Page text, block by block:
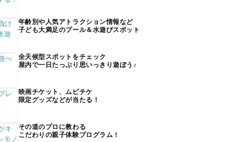
年齢別や人気アトラクション情報など
子ども大満足のプール＆水遊びスポット
全天候型スポットをチェック
屋内で一日たっぷり思いっきり遊ぼう♪
映画チケット、ムビチケ
限定グッズなどが当たる！
その道のプロに教わる
こだわりの親子体験プログラム！